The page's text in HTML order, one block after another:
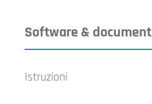
Software &
Istruzioni